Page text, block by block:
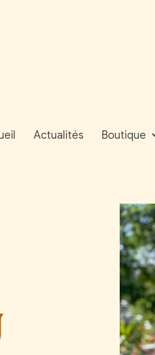
Actualités Boutique